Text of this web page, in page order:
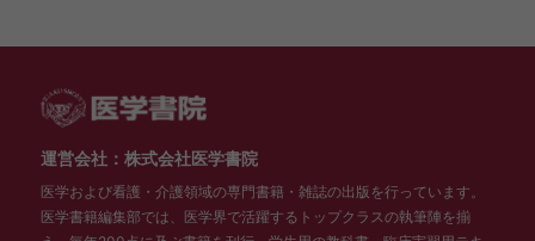
運営会社：株式会社医学書院
医学および看護・介護領域の専門書籍・雑誌の出版を行っています。
医学書籍編集部では、医学界で活躍するトップクラスの執筆陣を揃